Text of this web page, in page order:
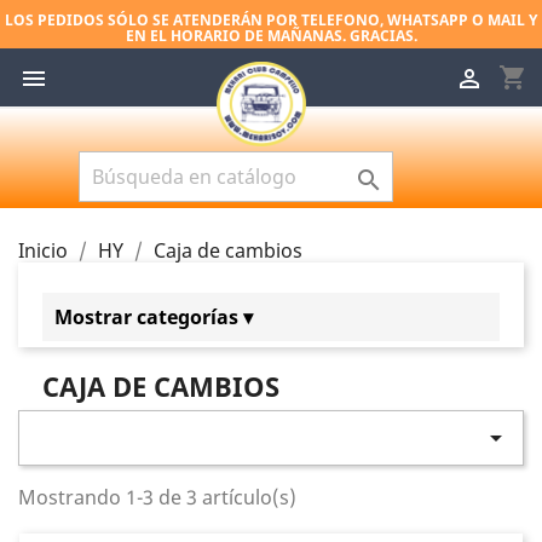
LOS PEDIDOS SÓLO SE ATENDERÁN POR TELEFONO, WHATSAPP O MAIL Y
EN EL HORARIO DE MAÑANAS. GRACIAS.
 shopping_cart


Inicio HY Caja de cambios
Mostrar categorías ▾
HY
Motor
Caja de cambios
Cable cuenta kilómetros
CAJA DE CAMBIOS

Mostrando 1-3 de 3 artículo(s)